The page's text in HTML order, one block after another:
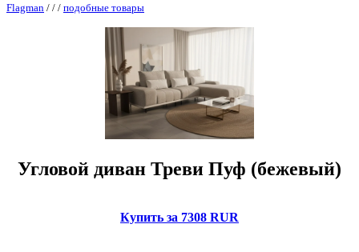
Flagman / / / подобные товары
Угловой диван Треви Пуф (бежевый)
Купить за 7308 RUR